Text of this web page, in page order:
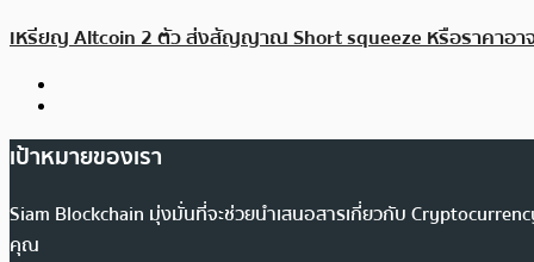
เหรียญ Altcoin 2 ตัว ส่งสัญญาณ Short squeeze หรือราคาอา
เป้าหมายของเรา
Siam Blockchain มุ่งมั่นที่จะช่วยนำเสนอสารเกี่ยวกับ
คุณ